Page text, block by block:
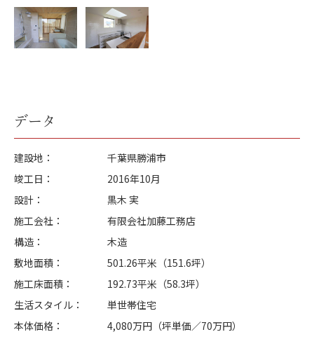
データ
建設地
千葉県勝浦市
竣工日
2016年10月
設計
黒木 実
施工会社
有限会社加藤工務店
構造
木造
敷地面積
501.26平米（151.6坪）
施工床面積
192.73平米（58.3坪）
生活スタイル
単世帯住宅
本体価格
4,080万円（坪単価／70万円）